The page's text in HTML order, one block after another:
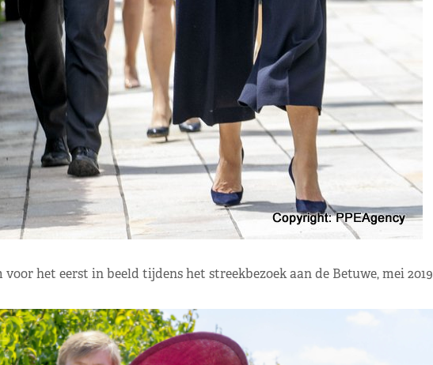
voor het eerst in beeld tijdens het streekbezoek aan de Betuwe, mei 2019